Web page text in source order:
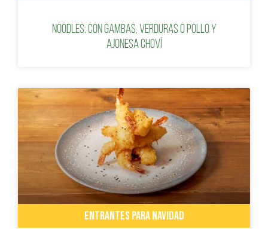
Noodles: con gambas, verduras o pollo y
ajonesa Choví
ENTRANTES PARA NAVIDAD